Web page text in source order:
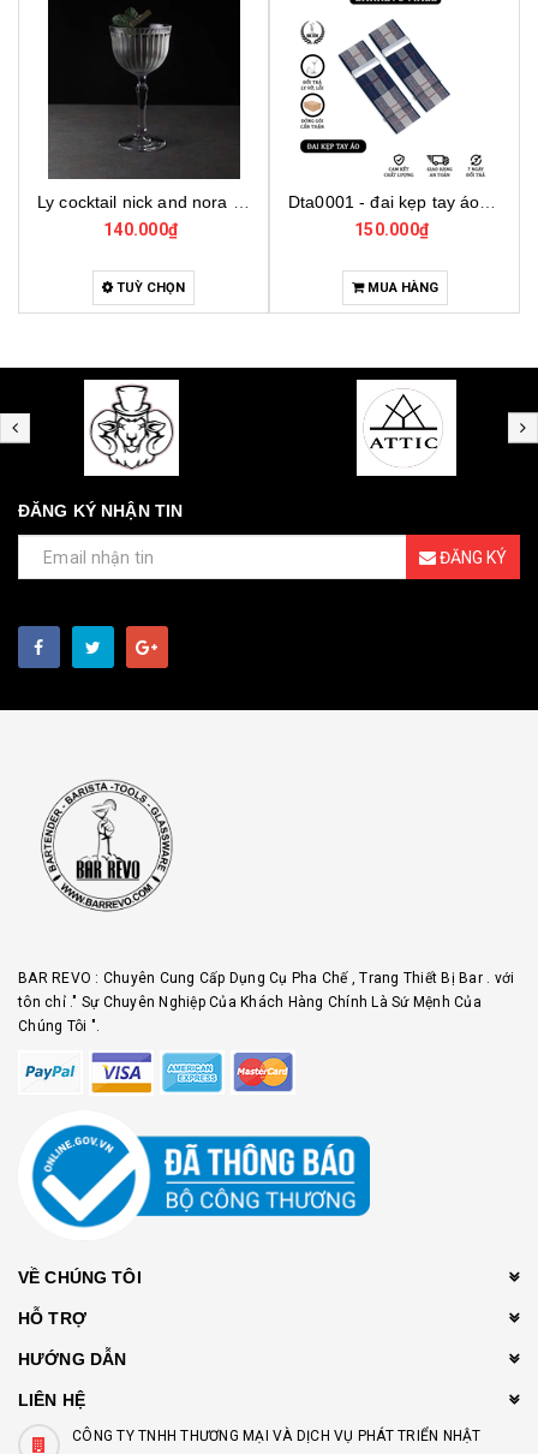
150.000₫
MUA HÀNG
4.000.000₫
MUA HÀNG
ĐĂNG KÝ NHẬN TIN
ĐĂNG KÝ
BAR REVO : Chuyên Cung Cấp Dụng Cụ Pha Chế , Trang Thiết Bị Bar . với
tôn chỉ ." Sự Chuyên Nghiệp Của Khách Hàng Chính Là Sứ Mệnh Của
Chúng Tôi ".
VỀ CHÚNG TÔI
HỖ TRỢ
HƯỚNG DẪN
LIÊN HỆ
CÔNG TY TNHH THƯƠNG MẠI VÀ DỊCH VỤ PHÁT TRIỂN NHẬT